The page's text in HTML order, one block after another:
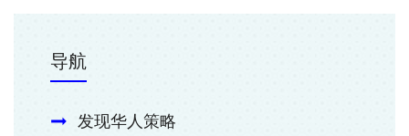
导航
发现华人策略